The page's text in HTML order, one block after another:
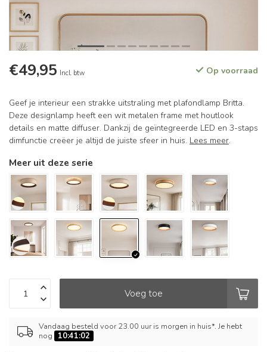
€49,95 Incl. btw Op voorraad
Geef je interieur een strakke uitstraling met plafondlamp Britta.
Deze designlamp heeft een wit metalen frame met houtlook
details en matte diffuser. Dankzij de geïntegreerde LED en 3-staps
dimfunctie creëer je altijd de juiste sfeer in huis. Lees meer.
Meer uit deze serie
Voeg toe
Vandaag besteld voor 23.00 uur is morgen in huis*. Je hebt
nog
10:41:02